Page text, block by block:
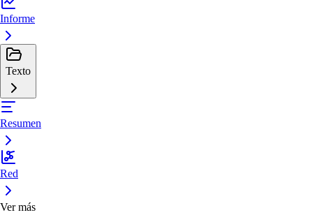
Informe
Texto
Resumen
Red
Ver más